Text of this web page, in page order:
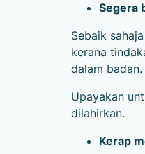
Segera
Sebaik
kerana
dalam badan.
Upayakan
dilahirkan.
Kerap